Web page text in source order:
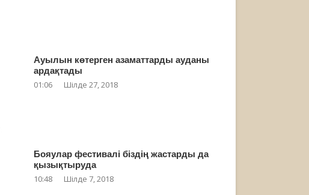
Ауылын көтерген азаматтарды ауданы
ардақтады
01:06 Шілде 27, 2018
Бояулар фестивалі біздің жастарды да
қызықтыруда
10:48 Шілде 7, 2018